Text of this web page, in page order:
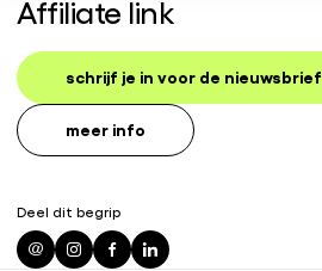
Affiliate link
schrijf je in voor de nieuwsbrief
meer info
Deel dit begrip